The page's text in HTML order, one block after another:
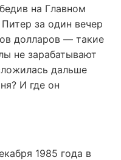
на Главном
за один вечер
долларов — такие
не зарабатывают
дальше
И где он
1985 года в